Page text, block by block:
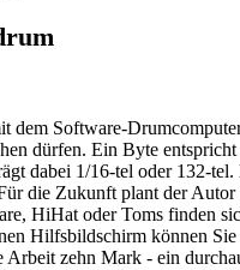
dem Software-
dürfen. Ein Byte
dabei 1/16-tel oder 132-
die Zukunft plant der
HiHat oder Toms finden
Hilfsbildschirm können
zehn Mark - ein